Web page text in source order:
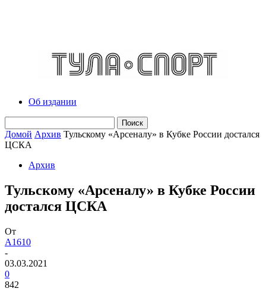
Об издании
Домой Архив Тульскому «Арсеналу» в Кубке России достался
ЦСКА
Архив
Тульскому «Арсеналу» в Кубке России
достался ЦСКА
От
A1610
-
03.03.2021
0
842